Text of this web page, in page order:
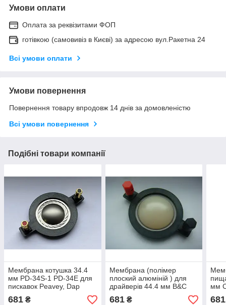
Умови оплати
Оплата за реквізитами ФОП
готівкою (самовивіз в Києві) за адресою вул.Ракетна 24
Всі умови оплати
Умови повернення
Повернення товару впродовж 14 днів за домовленістю
Всі умови повернення
Подібні товари компанії
Мембрана котушка 34.4
мм PD-34S-1 PD-34E для
пискавок Peavey, Dap
k112, k112A, k115A
681 ₴
Мембрана (полімер
плоский алюміній ) для
драйверів 44.4 мм B&C
DE-250-8, DE-160-8
681₴
мм
681